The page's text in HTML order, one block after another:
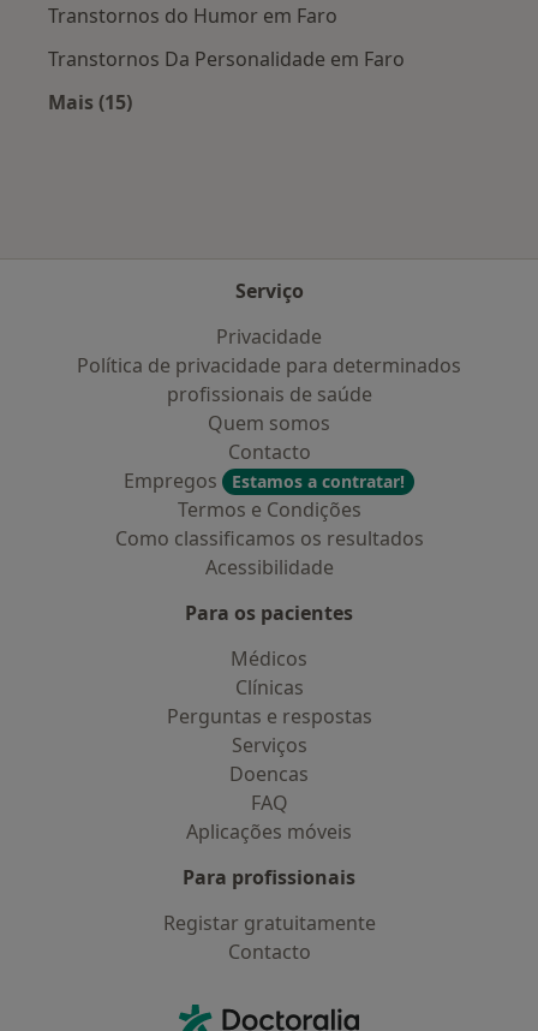
Transtornos do Humor em Faro
Transtornos Da Personalidade em Faro
Mais (15)
Serviço
Privacidade
Política de privacidade para determinados
profissionais de saúde
Quem somos
Contacto
Empregos
Estamos a contratar!
Termos e Condições
Como classificamos os resultados
Acessibilidade
Para os pacientes
Médicos
Clínicas
Perguntas e respostas
Serviços
Doencas
FAQ
Aplicações móveis
Para profissionais
Registar gratuitamente
Contacto
Doctoralia - Homepage